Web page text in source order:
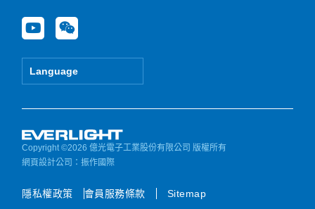
Y
o
u
e
W
e
i
Language
Copyright ©2026 億光電子工業股份有限公司 版權所有
網頁設計公司 ：振作國際
隱私權政策 會員服務條款 Sitemap